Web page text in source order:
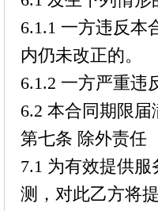
6.1.1 一方违反本
内仍未改正的。
6.1.2 一方严重违
6.2 本合同期限届
第七条 除外责任
7.1 为有效提供
测，对此乙方将